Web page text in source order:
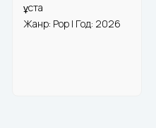
ұста
Жанр: Pop | Год: 2026